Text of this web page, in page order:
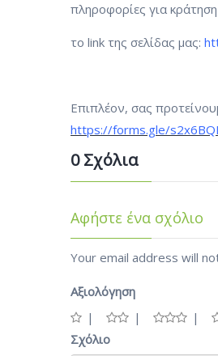
πληροφορίες για κράτηση
το link της σελίδας μας:
Επιπλέον, σας
https://forms.gle/
0 Σχόλια
Αφήστε ένα σχόλιο
Your email address will
Αξιολόγηση
Σχόλιο